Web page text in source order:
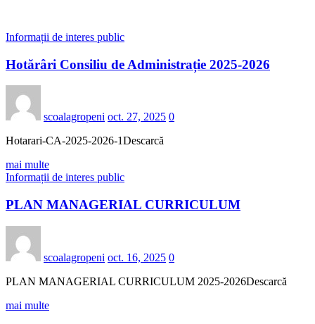
Informații de interes public
Hotărâri Consiliu de Administrație 2025-2026
scoalagropeni oct. 27, 2025 0
Hotarari-CA-2025-2026-1Descarcă
mai multe
Informații de interes public
PLAN MANAGERIAL CURRICULUM
scoalagropeni oct. 16, 2025 0
PLAN MANAGERIAL CURRICULUM 2025-2026Descarcă
mai multe